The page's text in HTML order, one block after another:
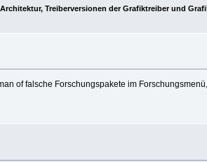
Treiberversionen der Grafiktreiber und
of falsche Forschungspakete im